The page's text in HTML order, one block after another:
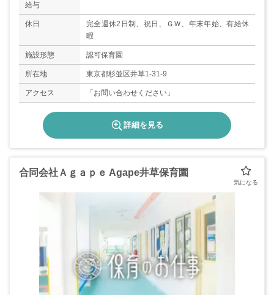
給与
休日
完全週休2日制、祝日、ＧＷ、年末年始、有給休
暇
施設形態 認可保育園
所在地 東京都杉並区井草1-31-9
アクセス 「お問い合わせください」
詳細を見る
合同会社Ａｇａｐｅ Agape井草保育園